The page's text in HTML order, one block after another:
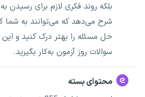
بلکه روند فکری لازم برای رسیدن
شرح می‌دهد که می‌توانند به شما
حل مسئله را بهتر درک کنید و این
سوالات روز آزمون به‌کار بگیرید.
محتوای بسته